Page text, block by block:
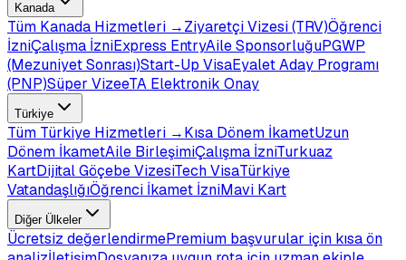
Kanada
Tüm Kanada Hizmetleri →Ziyaretçi Vizesi (TRV)Öğrenci
İzniÇalışma İzniExpress EntryAile SponsorluğuPGWP
(Mezuniyet Sonrası)Start-Up VisaEyalet Aday Programı
(PNP)Süper VizeeTA Elektronik Onay
Türkiye
Tüm Türkiye Hizmetleri →Kısa Dönem İkametUzun
Dönem İkametAile BirleşimiÇalışma İzniTurkuaz
KartDijital Göçebe VizesiTech VisaTürkiye
VatandaşlığıÖğrenci İkamet İzniMavi Kart
Diğer Ülkeler
Ücretsiz değerlendirmePremium başvurular için kısa ön